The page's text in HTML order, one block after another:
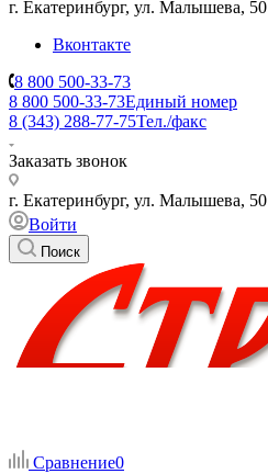
г. Екатеринбург, ул. Малышева, 50
Вконтакте
8 800 500-33-73
8 800 500-33-73Единый номер
8 (343) 288-77-75Тел./факс
Заказать звонок
г. Екатеринбург, ул. Малышева, 50
Войти
Поиск
Сравнение0